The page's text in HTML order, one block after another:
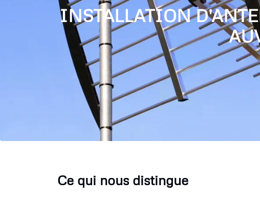
INSTALLATION
Ce qui nous distingue